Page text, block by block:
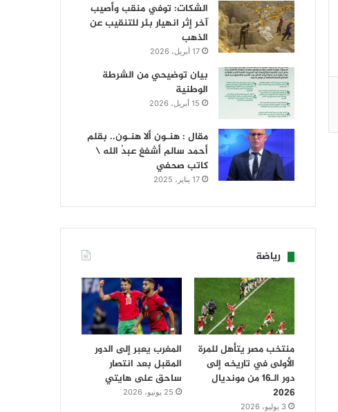
الشكات: توفي منقب وأصيب
آخر إثر انهيار بئر للتنقيب عن
الذهب
17 أبريل، 2026
بيان توضيحي من الشرطة
الوطنية
15 أبريل، 2026
مقال : هنـون ألا هنـون.. بقلم
أحمد سالم أشفغ عبدُ الله \
كاتب صحفي
17 يناير، 2025
رياضة
منتخب مصر يتأهل للمرة
الأولى في تاريخه إلى
دور الـ16 من مونديال
2026
3 يوليو، 2026
المغرب يعبر إلى الدور
المقبل بعد انتصار
ساحق على هايتي
25 يونيو، 2026